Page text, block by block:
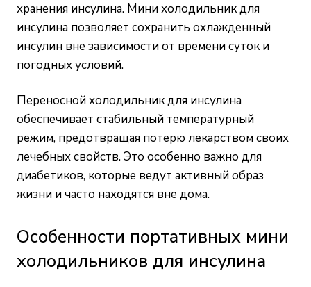
хранения инсулина. Мини холодильник для
инсулина позволяет сохранить охлажденный
инсулин вне зависимости от времени суток и
погодных условий.
Переносной холодильник для инсулина
обеспечивает стабильный температурный
режим, предотвращая потерю лекарством своих
лечебных свойств. Это особенно важно для
диабетиков, которые ведут активный образ
жизни и часто находятся вне дома.
Особенности портативных мини
холодильников для инсулина